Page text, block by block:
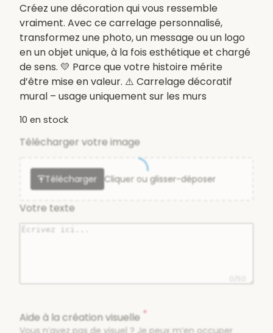
Créez une décoration qui vous ressemble
vraiment. Avec ce carrelage personnalisé,
transformez une photo, un message ou un logo
en un objet unique, à la fois esthétique et chargé
de sens. 💛 Parce que votre histoire mérite
d’être mise en valeur. ⚠️ Carrelage décoratif
mural – usage uniquement sur les murs
10 en stock
Télécharger votre image
Télécharger Cliquer ou glisser-déposer
Votre texte
Aide à la création visuelle *